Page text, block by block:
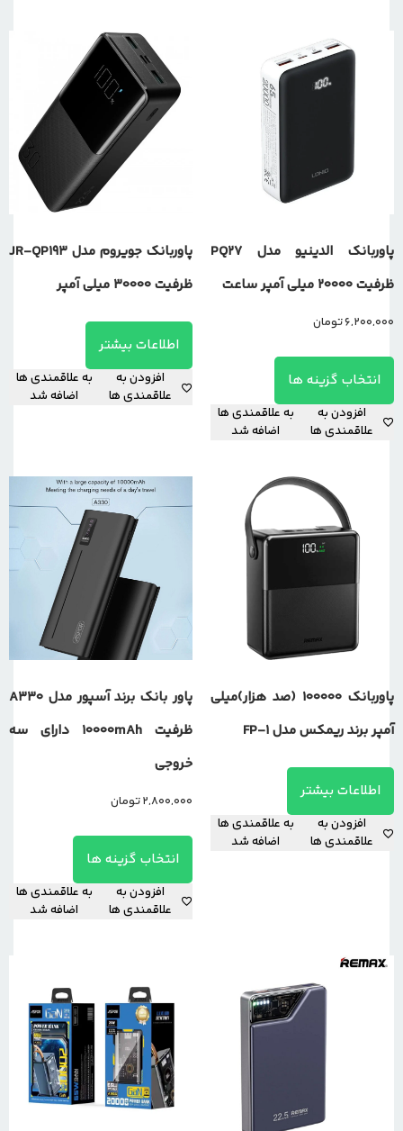
پاوربانک الدینیو مدل PQ27
ظرفیت 20000 میلی آمپر ساعت
6,200,000تومان
انتخاب گزینه ها
افزودن به
علاقمندی ها
به علاقمندی ها
اضافه شد
پاوربانک جویروم مدل JR-QP193
ظرفیت 30000 میلی آمپر
اطلاعات بیشتر
افزودن به
علاقمندی ها
به علاقمندی ها
اضافه شد
پاوربانک 100000 (صد هزار)میلی
آمپر برند ریمکس مدل FP-1
اطلاعات بیشتر
افزودن به
علاقمندی ها
به علاقمندی ها
اضافه شد
پاور بانک برند آسپور مدل A330
ظرفیت 10000mAh دارای سه
خروجی
2,800,000تومان
انتخاب گزینه ها
افزودن به
علاقمندی ها
به علاقمندی ها
اضافه شد